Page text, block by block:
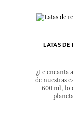
LATAS DE
¿Le encanta
de nuestras
600 ml, lo